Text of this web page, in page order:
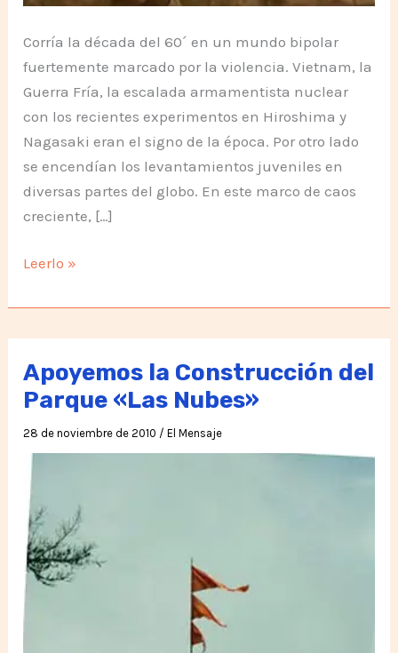
Corría la década del 60´ en un mundo bipolar
fuertemente marcado por la violencia. Vietnam, la
Guerra Fría, la escalada armamentista nuclear
con los recientes experimentos en Hiroshima y
Nagasaki eran el signo de la época. Por otro lado
se encendían los levantamientos juveniles en
diversas partes del globo. En este marco de caos
creciente, […]
Silo,
fin
del
Sufrimiento
Leerlo »
Apoyemos la Construcción del
Parque «Las Nubes»
28 de noviembre de 2010 /El Mensaje